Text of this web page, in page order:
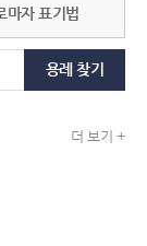
마자 표기법
용례 찾기
더 보기 +